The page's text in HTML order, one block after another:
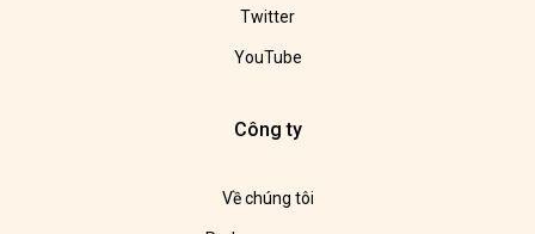
Twitter
YouTube
Công ty
Về chúng tôi